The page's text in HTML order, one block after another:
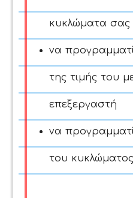
κυκλώματα σας
να
της τιμής του
επεξεργαστή
να
του